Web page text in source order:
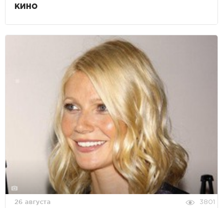
кино
26 августа 3801